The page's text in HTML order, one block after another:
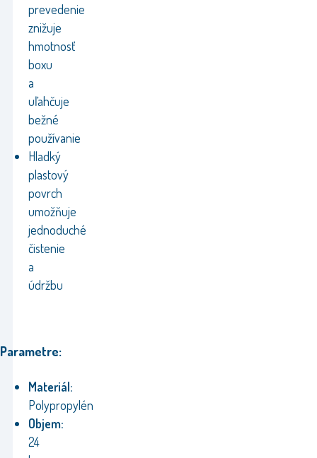
prevedenie
znižuje
hmotnosť
boxu
a
uľahčuje
bežné
používanie
Hladký
plastový
povrch
umožňuje
jednoduché
čistenie
a
údržbu
Parametre:
Materiál:
Polypropylén
Objem:
24